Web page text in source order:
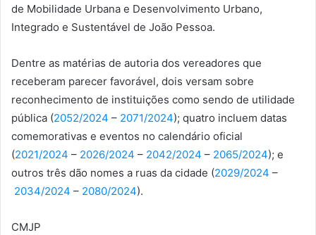
de Mobilidade Urbana e Desenvolvimento Urbano,
Integrado e Sustentável de João Pessoa.
Dentre as matérias de autoria dos vereadores que
receberam parecer favorável, dois versam sobre
reconhecimento de instituições como sendo de utilidade
pública (2052/2024 – 2071/2024); quatro incluem datas
comemorativas e eventos no calendário oficial
(2021/2024 – 2026/2024 – 2042/2024 – 2065/2024); e
outros três dão nomes a ruas da cidade (2029/2024 –
2034/2024 – 2080/2024).
CMJP